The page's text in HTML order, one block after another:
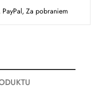
PayPal, Za pobraniem